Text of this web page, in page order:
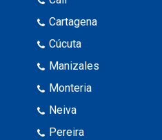
Cartagena
Cúcuta
Manizales
Monteria
Neiva
Pereira